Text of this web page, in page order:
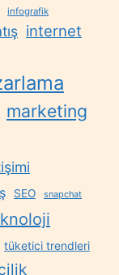
infografik
internet
marketing
SEO snapchat
tüketici trendleri